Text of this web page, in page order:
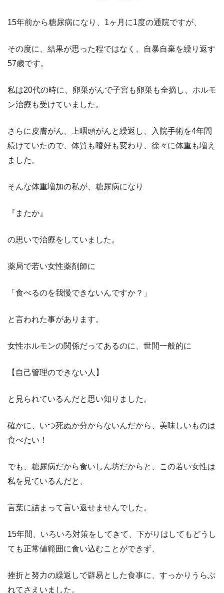
15年前から糖尿病になり、1ヶ月に1度の通院ですが、
その度に、結果が思った程ではなく、自暴自棄を繰り返す
57歳です。
私は20代の時に、卵巣がんで子宮も卵巣も全摘し、ホルモ
ン治療も受けていました。
さらに皮膚がん、上咽頭がんと繰返し、入院手術を4年間
続けていたので、体質も嗜好も変わり、徐々に体重も増え
ました。
そんな体重増加の私が、糖尿病になり
『またか』
の思いで治療をしていました。
薬局で若い女性薬剤師に
「食べるのを我慢できないんですか？」
と言われた事があります。
女性ホルモンの関係だってあるのに、世間一般的に
【自己管理のできない人】
と見られているんだと思い知りました。
確かに、いつ死ぬか分からないんだから、美味しいものは
食べたい！
でも、糖尿病だから食いしん坊だからと、この若い女性は
私を見ているんだと、
言葉に詰まって言い返せませんでした。
15年間、いろいろ対策をしてきて、下がりはしてもどうし
ても正常値範囲に食い込むことができず、
挫折と努力の繰返しで辟易とした食事に、すっかりうらぶ
れてさえいました。